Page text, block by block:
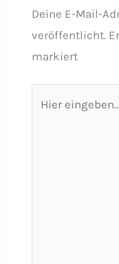
Deine E-Mail-
veröffentlicht.
markiert
eingeben…